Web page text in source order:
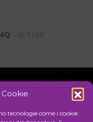
Cookie
tecnologie come i cookie